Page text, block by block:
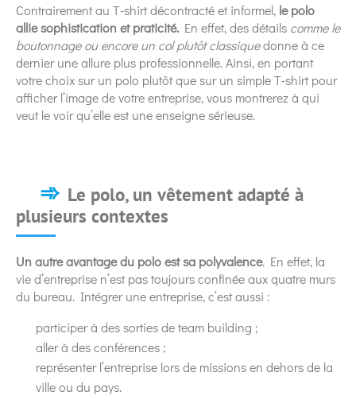
Contrairement au T-shirt décontracté et informel, le polo
allie sophistication et praticité. En effet, des détails comme le
boutonnage ou encore un col plutôt classiquedonne à ce
dernier une allure plus professionnelle. Ainsi, en portant
votre choix sur un polo plutôt que sur un simple T-shirt pour
afficher l’image de votre entreprise, vous montrerez à qui
veut le voir qu’elle est une enseigne sérieuse.
Le polo, un vêtement adapté à
plusieurs contextes
Un autre avantage du polo est sa polyvalence. En effet, la
vie d’entreprise n’est pas toujours confinée aux quatre murs
du bureau. Intégrer une entreprise, c’est aussi :
participer à des sorties de team building ;
aller à des conférences ;
représenter l’entreprise lors de missions en dehors de la
ville ou du pays.